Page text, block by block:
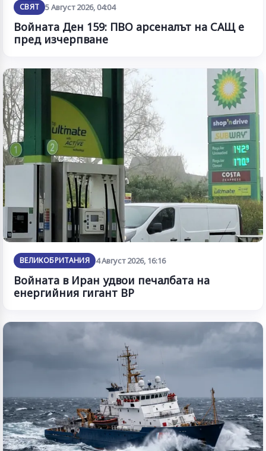
СВЯТ 5 Август 2026, 04:04
Войната Ден 159: ПВО арсеналът на САЩ е
пред изчерпване
ВЕЛИКОБРИТАНИЯ 4 Август 2026, 16:16
Войната в Иран удвои печалбата на
енергийния гигант BP